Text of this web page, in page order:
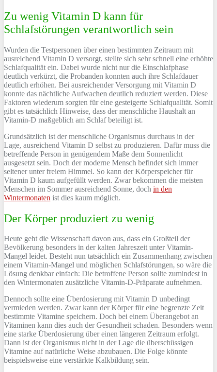
Zu wenig Vitamin D kann für
Schlafstörungen verantwortlich sein
Wurden die Testpersonen über einen bestimmten Zeitraum mit
ausreichend Vitamin D versorgt, stellte sich sehr schnell eine erhöhte
Schlafqualität ein. Dabei wurde nicht nur die Einschlafphase
deutlich verkürzt, die Probanden konnten auch ihre Schlafdauer
deutlich erhöhen. Bei ausreichender Versorgung mit Vitamin D
konnte das nächtliche Aufwachen deutlich reduziert werden. Diese
Faktoren wiederum sorgten für eine gesteigerte Schlafqualität. Somit
gibt es tatsächlich Hinweise, dass der menschliche Haushalt an
Vitamin-D maßgeblich am Schlaf beteiligt ist.
Grundsätzlich ist der menschliche Organismus durchaus in der
Lage, ausreichend Vitamin D selbst zu produzieren. Dafür muss die
betreffende Person in genügendem Maße dem Sonnenlicht
ausgesetzt sein. Doch der moderne Mensch befindet sich immer
seltener unter freiem Himmel. So kann der Körperspeicher für
Vitamin D kaum aufgefüllt werden. Zwar bekommen die meisten
Menschen im Sommer ausreichend Sonne, doch in den
Wintermonaten ist dies kaum möglich.
Der Körper produziert zu wenig
Heute geht die Wissenschaft davon aus, dass ein Großteil der
Bevölkerung besonders in der kalten Jahreszeit unter Vitamin-
Mangel leidet. Besteht nun tatsächlich ein Zusammenhang zwischen
einem Vitamin-Mangel und möglichen Schlafstörungen, so wäre die
Lösung denkbar einfach: Die betroffene Person sollte zumindest in
den Wintermonaten zusätzliche Vitamin-D-Präparate aufnehmen.
Dennoch sollte eine Überdosierung mit Vitamin D unbedingt
vermieden werden. Zwar kann der Körper für eine begrenzte Zeit
bestimmte Vitamine speichern. Doch bei einem Überangebot an
Vitaminen kann dies auch der Gesundheit schaden. Besonders wenn
eine starke Überdosierung über einen längeren Zeitraum erfolgt.
Dann ist der Organismus nicht in der Lage die überschüssigen
Vitamine auf natürliche Weise abzubauen. Die Folge könnte
beispielsweise eine verstärkte Kalkbildung sein.